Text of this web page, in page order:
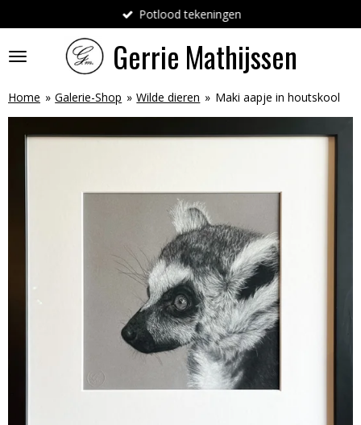
direct
naar
de
Gerrie Mathijssen
Potlood tekeningen
Home » Galerie-Shop » Wilde dieren » Maki aapje in houtskool